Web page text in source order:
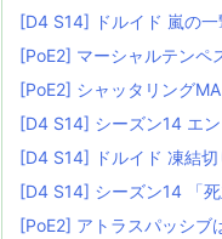
[D4 S14] ドルイド 嵐の一
[PoE2] マーシャルテンペ
[PoE2] シャッタリング
[D4 S14] シーズン14 エ
[D4 S14] ドルイド 凍結切
[D4 S14] シーズン14 「
[PoE2] アトラスパッシブ